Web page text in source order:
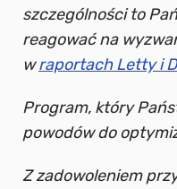
szczególności to
reagować na
wraportach Letty i
Program, który
powodów do
Z zadowoleniem